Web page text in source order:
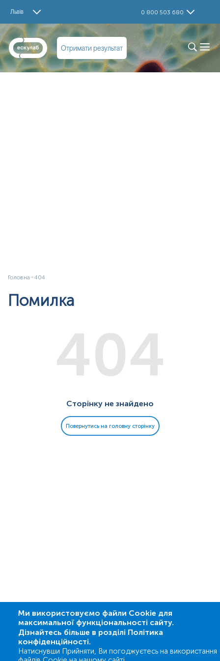
Львів 0 800 503 680
Отримати результат
Головна 404
Помилка
404
Сторінку не знайдено
Повернутись на головну сторінку
Ми використовуємо файли Cookie для
максимальної функціональності сайту.
Дізнайтесь більше в розділі Політика
конфіденційності.
Натиснувши Прийняти, Ви погоджуєтесь на використання